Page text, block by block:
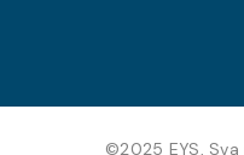
©2025 EYS,